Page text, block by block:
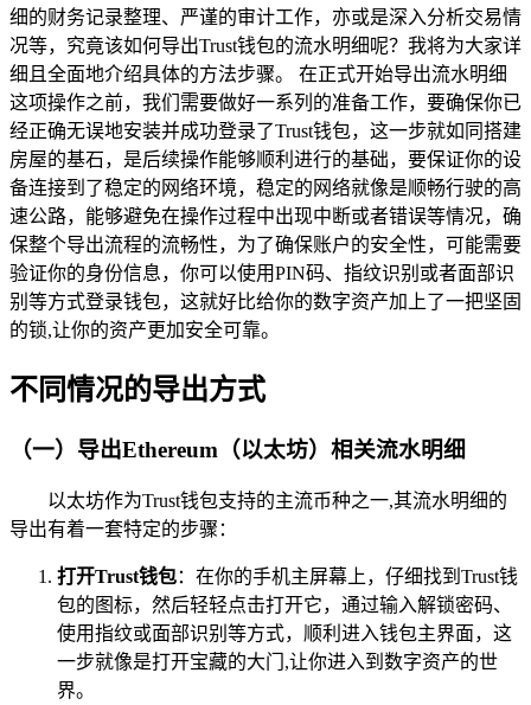
细的财务记录整理、严谨的审计工作，亦或是深入分析交易情
况等，究竟该如何导出Trust钱包的流水明细呢？我将为大家详
细且全面地介绍具体的方法步骤。 在正式开始导出流水明细
这项操作之前，我们需要做好一系列的准备工作，要确保你已
经正确无误地安装并成功登录了Trust钱包，这一步就如同搭建
房屋的基石，是后续操作能够顺利进行的基础，要保证你的设
备连接到了稳定的网络环境，稳定的网络就像是顺畅行驶的高
速公路，能够避免在操作过程中出现中断或者错误等情况，确
保整个导出流程的流畅性，为了确保账户的安全性，可能需要
验证你的身份信息，你可以使用PIN码、指纹识别或者面部识
别等方式登录钱包，这就好比给你的数字资产加上了一把坚固
的锁,让你的资产更加安全可靠。
不同情况的导出方式
（一）导出Ethereum（以太坊）相关流水明细
以太坊作为Trust钱包支持的主流币种之一,其流水明细的
导出有着一套特定的步骤：
打开Trust钱包：在你的手机主屏幕上，仔细找到Trust钱
包的图标，然后轻轻点击打开它，通过输入解锁密码、
使用指纹或面部识别等方式，顺利进入钱包主界面，这
一步就像是打开宝藏的大门,让你进入到数字资产的世
界。